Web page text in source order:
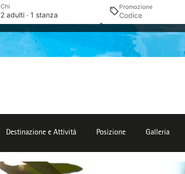
Chi
2 adulti · 1 stanza
Promozione
Destinazione e Attività Posizione Galleria